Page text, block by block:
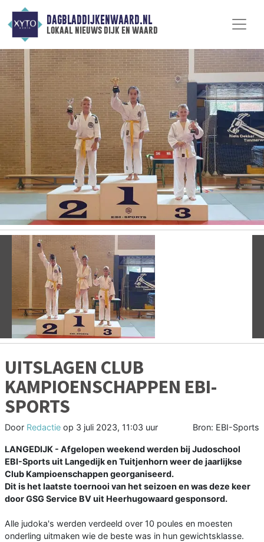
DAGBLADDIJKENWAARD.NL
lokaal nieuws dijk en waard
Vorige
UITSLAGEN CLUB
KAMPIOENSCHAPPEN EBI-
SPORTS
Door Redactie op 3 juli 2023, 11:03 uur Bron: EBI-Sports
LANGEDIJK - Afgelopen weekend werden bij Judoschool
EBI-Sports uit Langedijk en Tuitjenhorn weer de jaarlijkse
Club Kampioenschappen georganiseerd.
Dit is het laatste toernooi van het seizoen en was deze keer
door GSG Service BV uit Heerhugowaard gesponsord.
Alle judoka's werden verdeeld over 10 poules en moesten
onderling uitmaken wie de beste was in hun gewichtsklasse.